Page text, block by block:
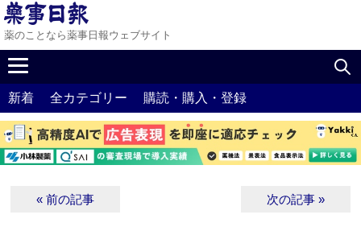
薬のことなら薬事日報ウェブサイト
新着 全カテゴリー 購読・購入・登録
« 前の記事 次の記事 »